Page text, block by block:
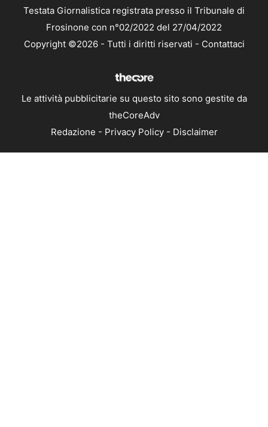
Testata Giornalistica registrata presso il Tribunale di
Frosinone con n°02/2022 del 27/04/2022
Copyright ©2026 - Tutti i diritti riservati - Contattaci
Le attività pubblicitarie su questo sito sono gestite da
theCoreAdv
Redazione - Privacy Policy- Disclaimer